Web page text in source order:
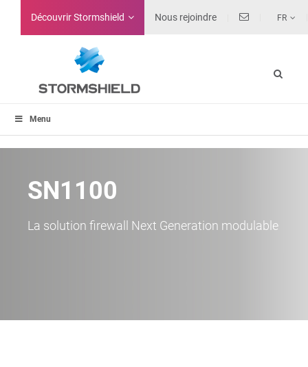
Découvrir Stormshield Nous rejoindre FR
Menu
SN1100
La solution firewall Next Generation modulable